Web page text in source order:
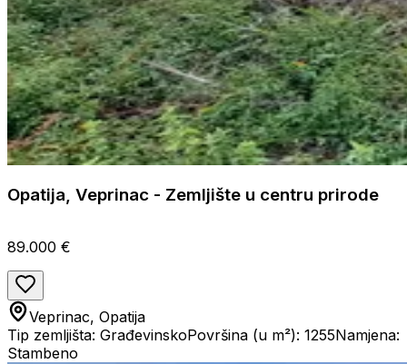
Opatija, Veprinac - Zemljište u centru prirode
89.000 €
Veprinac, Opatija
Tip zemljišta: GrađevinskoPovršina (u m²): 1255Namjena:
Stambeno